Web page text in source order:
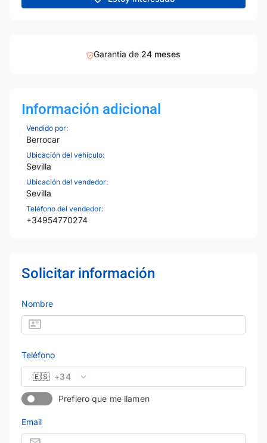
Garantia de 24 meses
Información adicional
Vendido por:
Berrocar
Ubicación del vehículo:
Sevilla
Ubicación del vendedor:
Sevilla
Teléfono del vendedor:
+34954770274
Solicitar información
Nombre
Teléfono
🇪🇸 +34
Prefiero que me llamen
Email